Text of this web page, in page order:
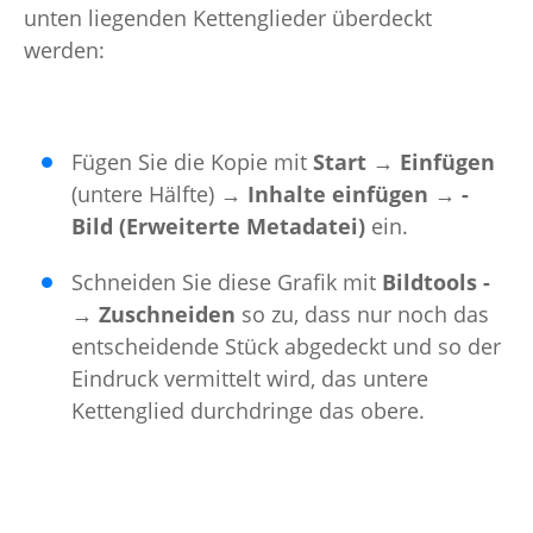
unten liegenden Ket­tenglieder überdeckt
werden:
Fügen Sie die Kopie mit Start ­→ ­Einfügen
(untere Hälf­te)­ →­ Inhalte einfügen­ → ­
Bild ­(Erweiterte ­Metadatei) ein.
Schneiden Sie diese Grafik mit Bildtools ­
→­ Zuschneiden so zu, dass nur noch das
entscheidende Stück ab­gedeckt und so der
Eindruck vermittelt wird, das untere
Kettenglied durchdringe das obere.